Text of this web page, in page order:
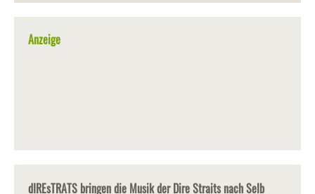
Anzeige
dIREsTRATS bringen die Musik der Dire Straits nach Selb